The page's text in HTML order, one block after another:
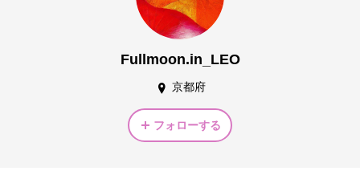
Fullmoon.in_LEO
京都府
フォローする